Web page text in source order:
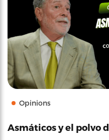
Opinions
Asmáticos y el polvo